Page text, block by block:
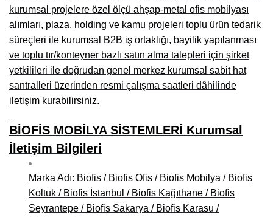
kurumsal projelere özel ölçü ahşap-metal ofis mobilyası
alımları, plaza, holding ve kamu projeleri toplu ürün tedarik
süreçleri ile kurumsal B2B iş ortaklığı, bayilik yapılanması
ve toplu tır/konteyner bazlı satın alma talepleri için şirket
yetkilileri ile doğrudan genel merkez kurumsal sabit hat
santralleri üzerinden resmi çalışma saatleri dâhilinde
iletişim kurabilirsiniz.
BİOFİS MOBİLYA SİSTEMLERİ Kurumsal
İletişim Bilgileri
Marka Adı: Biofis / Biofis Ofis / Biofis Mobilya / Biofis
Koltuk / Biofis İstanbul / Biofis Kağıthane / Biofis
Seyrantepe / Biofis Sakarya / Biofis Karasu /